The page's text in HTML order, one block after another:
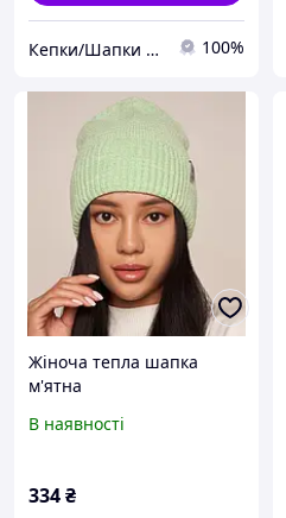
Кепки/Шапки для тебе 100%
Жіноча тепла шапка
м'ятна
В наявності
334₴